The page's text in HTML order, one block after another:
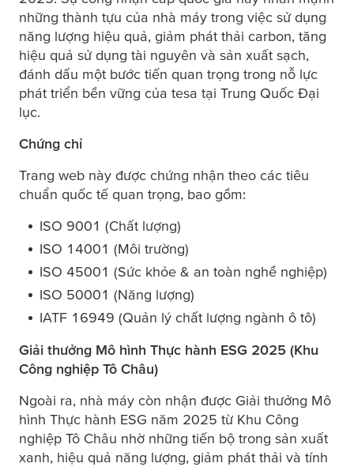
những thành tựu của nhà máy trong việc sử dụng
năng lượng hiệu quả, giảm phát thải carbon, tăng
hiệu quả sử dụng tài nguyên và sản xuất sạch,
đánh dấu một bước tiến quan trọng trong nỗ lực
phát triển bền vững của tesa tại Trung Quốc Đại
lục.
Chứng chỉ
Trang web này được chứng nhận theo các tiêu
chuẩn quốc tế quan trọng, bao gồm:
ISO 9001 (Chất lượng)
ISO 14001 (Môi trường)
ISO 45001 (Sức khỏe & an toàn nghề nghiệp)
ISO 50001 (Năng lượng)
IATF 16949 (Quản lý chất lượng ngành ô tô)
Giải thưởng Mô hình Thực hành ESG 2025 (Khu
Công nghiệp Tô Châu)
Ngoài ra, nhà máy còn nhận được Giải thưởng Mô
hình Thực hành ESG năm 2025 từ Khu Công
nghiệp Tô Châu nhờ những tiến bộ trong sản xuất
xanh, hiệu quả năng lượng, giảm phát thải và tính